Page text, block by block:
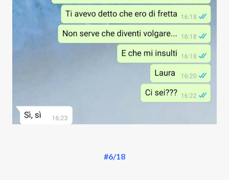
#6/18